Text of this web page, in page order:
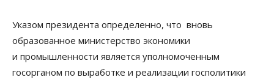
Указом президента определенно, что вновь
образованное министерство экономики
и промышленности является уполномоченным
госорганом по выработке и реализации госполитики